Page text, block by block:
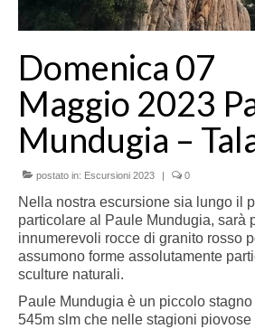
Domenica 07
Maggio 2023
Mundugia –
postato in: Escursioni 2023 | 0
Nella nostra escursione sia lungo il
particolare al Paule Mundugia, sarà
innumerevoli rocce di granito rosso
assumono forme assolutamente
sculture naturali.
Paule Mundugia è un piccolo
545m slm che nelle stagioni piovose